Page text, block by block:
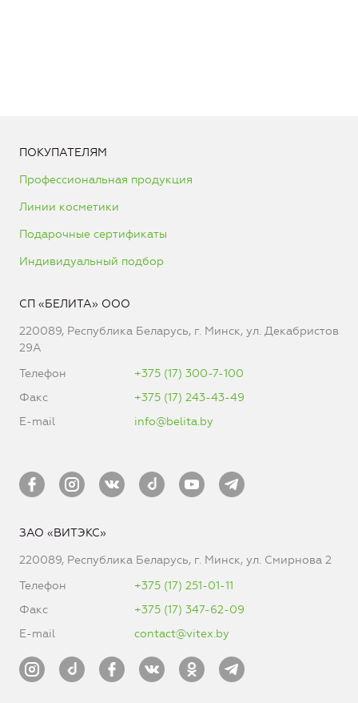
ПОКУПАТЕЛЯМ
Профессиональная продукция
Линии косметики
Подарочные сертификаты
Индивидуальный подбор
СП «БЕЛИТА» ООО
220089, Республика Беларусь, г. Минск, ул. Декабристов
29А
Телефон
+375 (17) 300-7-100
Факс
+375 (17) 243-43-49
E-mail
info@belita.by
ЗАО «ВИТЭКС»
220089, Республика Беларусь, г. Минск, ул. Смирнова 2
Телефон
+375 (17) 251-01-11
Факс
+375 (17) 347-62-09
E-mail
contact@vitex.by